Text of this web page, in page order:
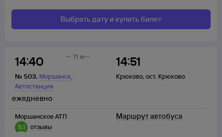
Выбрать дату и купить билет
14:40
№ 503, Моршанск,
Автостанция
14:51
Крюково, ост. Крюково
11 м
Моршанское АТП
8,1
отзывы
ежедневно
Маршрут автобуса